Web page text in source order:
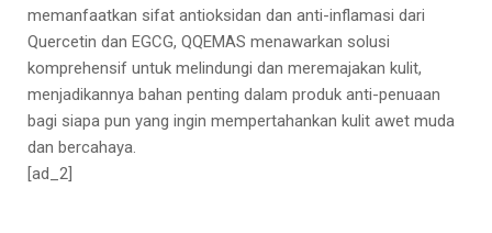
memanfaatkan sifat antioksidan dan anti-inflamasi dari
Quercetin dan EGCG, QQEMAS menawarkan solusi
komprehensif untuk melindungi dan meremajakan kulit,
menjadikannya bahan penting dalam produk anti-penuaan
bagi siapa pun yang ingin mempertahankan kulit awet muda
dan bercahaya.
[ad_2]